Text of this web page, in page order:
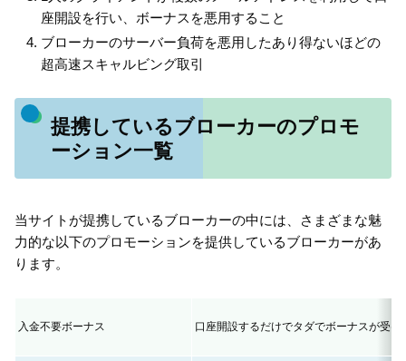
座開設を行い、ボーナスを悪用すること
ブローカーのサーバー負荷を悪用したあり得ないほどの
超高速スキャルビング取引
提携しているブローカーのプロモ
ーション一覧
当サイトが提携しているブローカーの中には、さまざまな魅
力的な以下のプロモーションを提供しているブローカーがあ
ります。
入金不要ボーナス 口座開設するだけでタダでボーナスが受